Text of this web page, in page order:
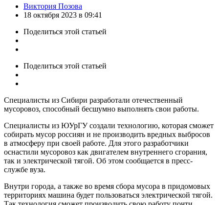
Posted
by
Виктория Позова
18 октября 2023 в 09:41
Поделиться этой статьей
Поделиться этой статьей
Специалисты из Сибири разработали отечественный
мусоровоз, способный бесшумно выполнять свои работы.
Специалисты из ЮУрГУ создали технологию, которая сможет
собирать мусор россиян и не производить вредных выбросов
в атмосферу при своей работе. Для этого разработчики
оснастили мусоровоз как двигателем внутреннего сгорания,
так и электрической тягой. Об этом сообщается в пресс-
службе вуза.
Внутри города, а также во время сбора мусора в придомовых
территориях машина будет пользоваться электрической тягой.